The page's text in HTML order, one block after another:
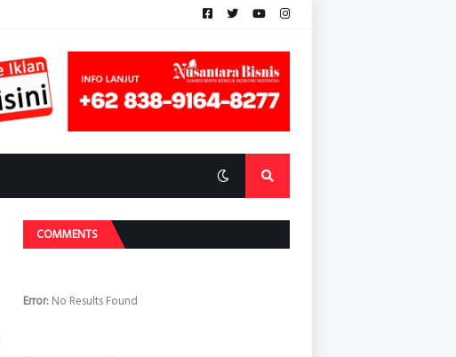
COMMENTS
Error:No Results Found